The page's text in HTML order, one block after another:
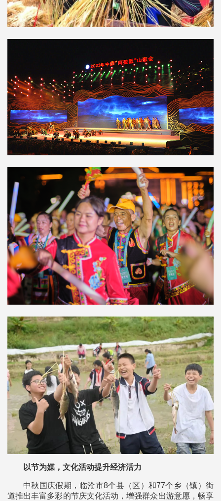
以节为媒，文化活动提升经济活力
中秋国庆假期，临沧市8个县（区）和77个乡（镇）街
道推出丰富多彩的节庆文化活动，增强群众出游意愿，畅享